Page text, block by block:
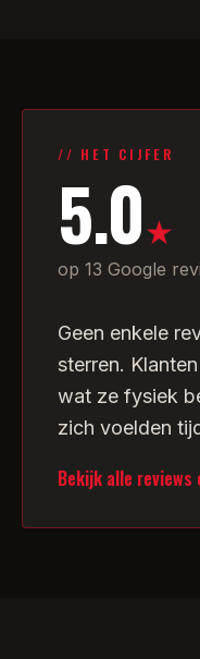
// HET CIJFER
5.0★
op 13 Google
Geen enkele
sterren.
wat ze fysiek
zich voelden
Bekijk alle reviews